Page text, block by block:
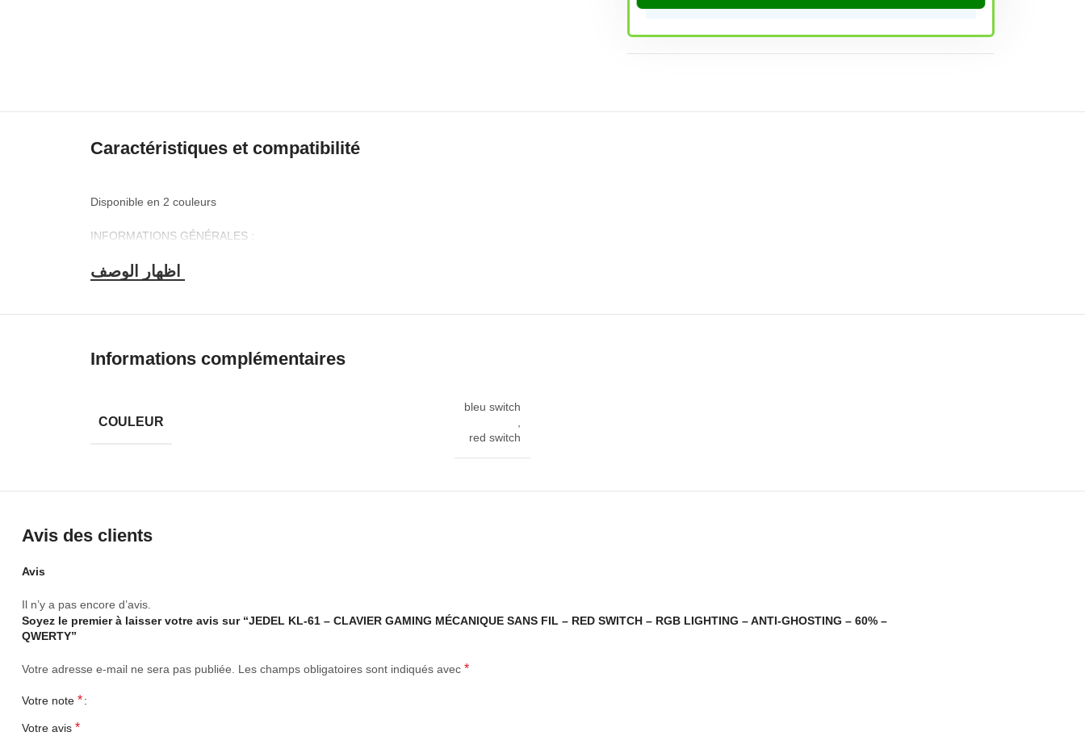
Caractéristiques et compatibilité
Disponible en 2 couleurs
INFORMATIONS GÉNÉRALES :
Désignation : JEDEL KL-61
• Format : 60% (ultra-compact)
• Disposition : QWERTY
Ergonomie et esthétique
Informations complémentaires
COULEUR
bleu switch
red switch
Avis des clients
Avis
Il n’y a pas encore d’avis.
Soyez le premier à laisser votre avis sur “JEDEL KL-61 – CLAVIER GAMING MÉCANIQUE SANS FIL – RED SWITCH – RGB LIGHTING – ANTI-GHOSTING – 60% –
QWERTY”
Votre adresse e-mail ne sera pas publiée. Les champs obligatoires sont indiqués avec *
Votre note *
Votre avis *